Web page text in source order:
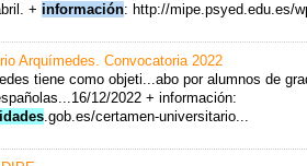
+ información: http://mipe.psyed.edu.es/
Arquímedes. Convocatoria 2022
tiene como objeti...abo por alumnos de
12/2022 + información:
.gob.es/certamen-universitario...